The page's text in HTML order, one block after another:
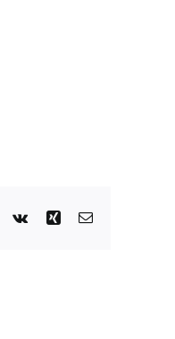
Pinterest
Vk Xing Email